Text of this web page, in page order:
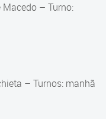
– Turno:
– Turnos: manhã